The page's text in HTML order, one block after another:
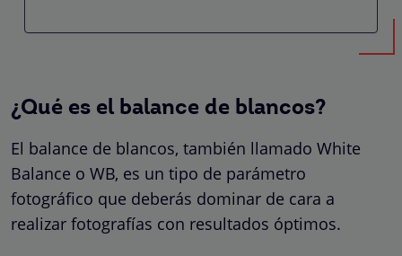
¿Qué es el balance de blancos?
El balance de blancos, también llamado White
Balance o WB, es un tipo de parámetro
fotográfico que deberás dominar de cara a
realizar fotografías con resultados óptimos.